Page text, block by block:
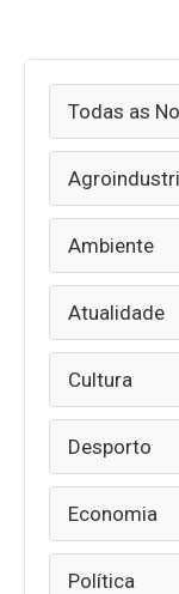
Todas as
Ambiente
Atualidade
Cultura
Desporto
Economia
Política